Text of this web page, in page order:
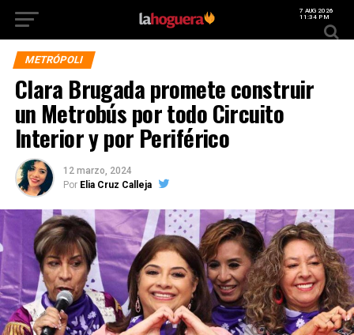
7 AUG 2026
11:34 PM
METRÓPOLI
Clara Brugada promete construir
un Metrobús por todo Circuito
Interior y por Periférico
12 marzo, 2024
Por Elia Cruz Calleja